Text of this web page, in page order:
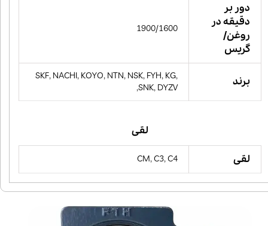
دور بر
دقیقه در
روغن/
گریس
1900/1600
برند
SKF, NACHI, KOYO, NTN, NSK, FYH, KG,
SNK, DYZV,
لقی
لقی CM, C3, C4